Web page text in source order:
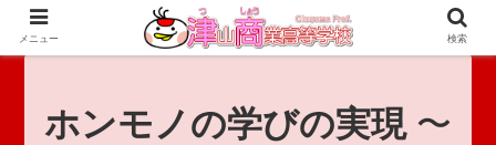
since 1921｜地域と共に未来へつなげ！｜Tsuyama Commercial High School
ホンモノの学びの実現〜
メニュー 検索